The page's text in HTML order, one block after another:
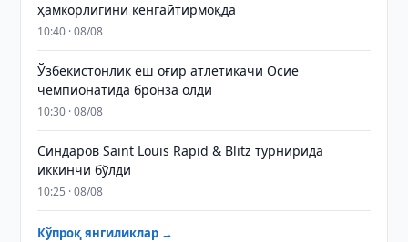
ҳамкорлигини кенгайтирмоқда
10:40 · 08/08
Ўзбекистонлик ёш оғир атлетикачи Осиё
чемпионатида бронза олди
10:30 · 08/08
Синдаров Saint Louis Rapid & Blitz турнирида
иккинчи бўлди
10:25 · 08/08
Кўпроқ янгиликлар →